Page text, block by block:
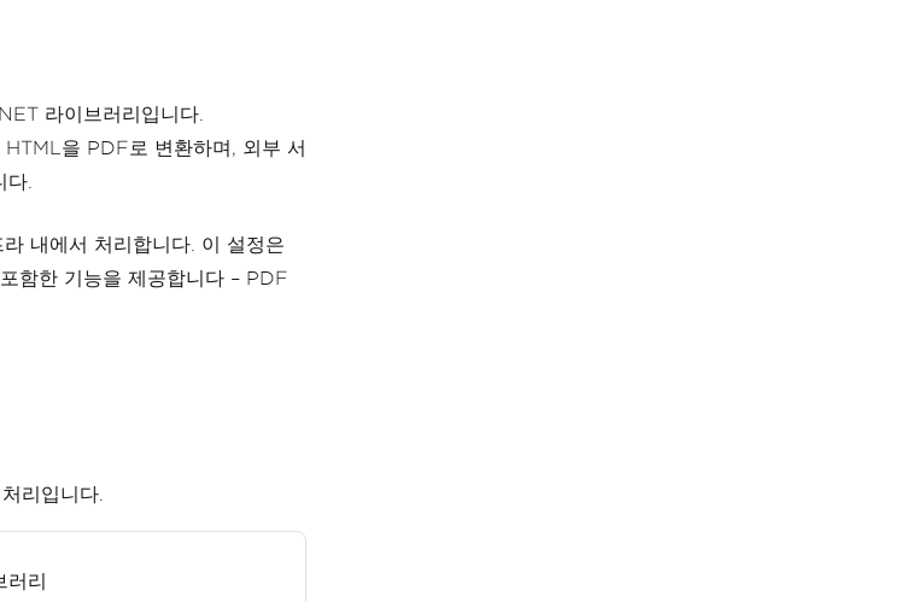
라이브러리입니다.
을 PDF로 변환하며, 외부 서
.
내에서 처리합니다. 이 설정은
함한 기능을 제공합니다 – PDF
리입니다.
러리